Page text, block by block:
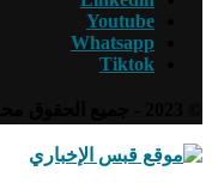
Youtube
Whatsapp
Tiktok